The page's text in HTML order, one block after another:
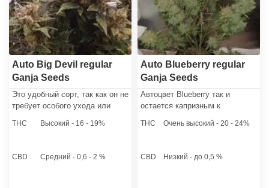
Auto Big Devil regular
Ganja Seeds
Это удобный сорт, так как он не
требует особого ухода или
культивации. Как и
и для начинающих, и для
THC Высокий - 16 - 19%
CBD Средний - 0,6 - 2 %
Auto Blueberry regular
Ganja Seeds
Автоцвет Blueberry так и
остается капризным к
необходимо правильно
цель получения фруктового
THC Очень высокий - 20 - 24%
CBD Низкий - до 0,5 %